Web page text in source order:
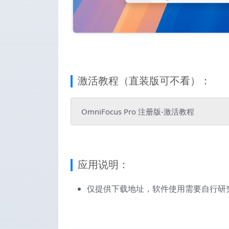
激活教程（直装版可不看）：
OmniFocus Pro 注册版-激活教程
应用说明：
仅提供下载地址，软件使用需要自行研